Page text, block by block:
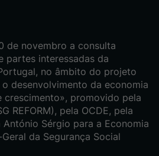
de novembro a consulta
partes interessadas da
no âmbito do projeto
desenvolvimento da economia
promovido pela
REFORM), pela OCDE, pela
António Sérgio para a Economia
da Segurança Social